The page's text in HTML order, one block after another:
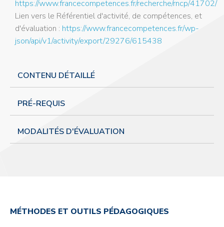
https://www.francecompetences.fr/recherche/rncp/41702/
Lien vers le Référentiel d'activité, de compétences, et
d'évaluation : https://www.francecompetences.fr/wp-
json/api/v1/activity/export/29276/615438
CONTENU DÉTAILLÉ
PRÉ-REQUIS
MODALITÉS D'ÉVALUATION
MÉTHODES ET OUTILS PÉDAGOGIQUES